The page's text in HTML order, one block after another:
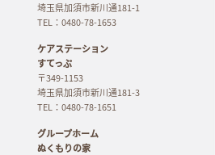
埼玉県加須市新川通181-1
TEL：0480-78-1653
ケアステーション
すてっぷ
〒349-1153
埼玉県加須市新川通181-3
TEL：0480-78-1651
グループホーム
ぬくもりの家